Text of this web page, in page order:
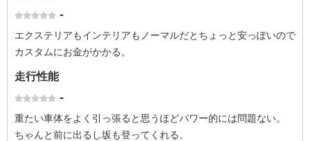
-
エクステリアもインテリアもノーマルだとちょっと安っぽいので
カスタムにお金がかかる。
走行性能
-
重たい車体をよく引っ張ると思うほどパワー的には問題ない。
ちゃんと前に出るし坂も登ってくれる。